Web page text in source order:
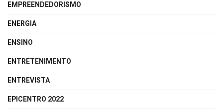
EMPREENDEDORISMO
ENERGIA
ENSINO
ENTRETENIMENTO
ENTREVISTA
EPICENTRO 2022